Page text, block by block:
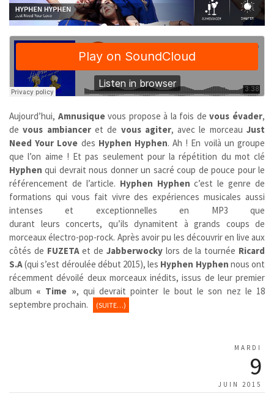
Aujourd’hui, Amnusiquevous propose à la fois devous évader,
devous ambianceret de vous agiter, avec le morceauJust
Need Your Love des Hyphen Hyphen. Ah ! En voilà un groupe
que l’on aime ! Et pas seulement pour la répétition du mot clé
Hyphen qui devrait nous donner un sacré coup de pouce pour le
référencement de l’article. Hyphen Hyphen c’est le genre de
formations qui vous fait vivre des expériences musicales aussi
intenses et exceptionnelles en MP3 que
durant leurs concerts, qu’ils dynamitent à grands coups de
morceaux électro-pop-rock. Après avoir pu les découvrir en live aux
côtés de FUZETAet deJabberwocky lors de la tournée Ricard
S.A(qui s’est déroulée début 2015), les Hyphen Hyphen nous ont
récemment dévoilé deux morceaux inédits, issus de leur premier
album « Time », qui devrait pointer le bout le son nez le 18
septembre prochain.
(SUITE…)
MARDI
9
JUIN 2015